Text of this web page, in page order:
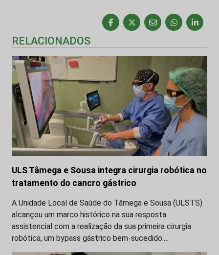
RELACIONADOS
ULS Tâmega e Sousa integra cirurgia robótica no
tratamento do cancro gástrico
A Unidade Local de Saúde do Tâmega e Sousa (ULSTS)
alcançou um marco histórico na sua resposta
assistencial com a realização da sua primeira cirurgia
robótica, um bypass gástrico bem-sucedido.…